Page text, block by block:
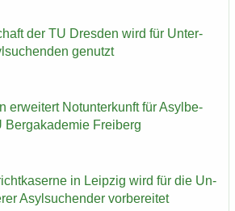
der TU Dres­den wird für Un­ter­
ge­nutzt
er­wei­tert Not­un­ter­kunft für Asyl­be­
Berg­aka­de­mie Frei­berg
in Leip­zig wird für die Un­
Asyl­su­chen­der vor­be­rei­tet